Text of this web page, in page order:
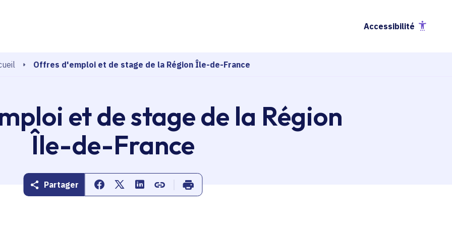
Accessibilité
Offres d'emploi et de stage de la Région Île-de-France
et de stage de la Région
Île-de-France
Partager Partager sur Facebook
Partager sur Twitter
Partager sur Linkedin
Copier dans le presse-papier
Imprimer